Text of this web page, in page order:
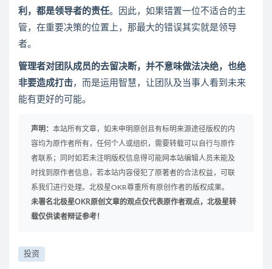
利，都是领导者的责任。因此，如果错置一位不适合的主
管，在重要决策的位置上，那最大的错误其实就是领导
者。
管理者对团队成员的去留决断，并不意味做法决绝，也绝
非要造成打击，而是运用智慧，让团队及当事人看到未来
能有更好的可能。
声明： 本站所有文章，如未申明原创且有标明来源途径版权的内
容均为原作者所有，任何个人或组织，需要转载可以自行与原作
者联系；同时如若未注明版权信息得可能网本站编辑人员未能及
时找到原作者信息，若本站内容侵犯了原著者的合法权益，可联
系我们进行处理。北极星OKR尊重所有原创作者的版权成果。
未署名北极星OKR原创文章的观点仅代表原作者观点，北极星转
载仅供读者辩证参考！
投资